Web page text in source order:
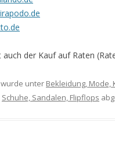
auch der Kauf auf Raten
unter Bekleidung, Mode,
Schuhe, Sandalen, Flipflops